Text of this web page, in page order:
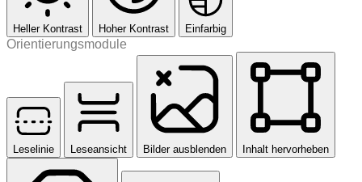
Heller Kontrast Hoher Kontrast Einfarbig
Orientierungsmodule
Leselinie Leseansicht Bilder ausblenden Inhalt hervorheben